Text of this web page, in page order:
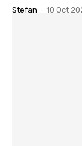
Stefan - 10 Oct